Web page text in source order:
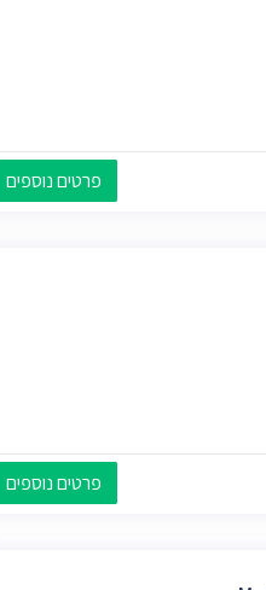
פרטים נוספים
פרטים נוספים